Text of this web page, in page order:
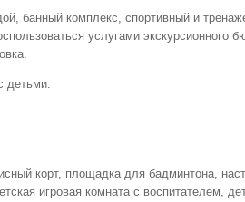
банный комплекс, спортивный и
услугами экскурсионного
детьми.
корт, площадка для бадминтона,
игровая комната с воспитателем,